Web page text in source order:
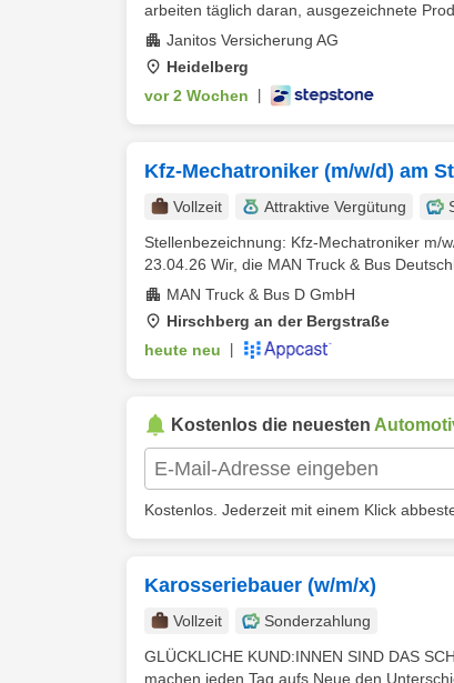
arbeiten täglich daran, ausgezeichnete
Janitos Versicherung AG
Heidelberg
vor 2 Wochen
Kfz-Mechatroniker (m/w/d) am
Vollzeit Attraktive Vergütung
Stellenbezeichnung: Kfz-Mechatroniker m/
23.04.26 Wir, die MAN Truck & Bus
MAN Truck & Bus D GmbH
Hirschberg an der Bergstraße
heute neu
Kostenlos die neuesten
Kostenlos. Jederzeit mit einem Klick
Karosseriebauer (w/m/x)
Vollzeit
Sonderzahlung
GLÜCKLICHE KUND:INNEN SIND DAS
machen jeden Tag aufs Neue den